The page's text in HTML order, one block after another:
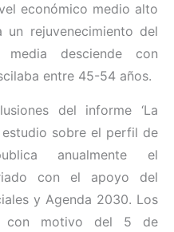
económico medio alto
un rejuvenecimiento del
media desciende con
entre 45-54 años.
del informe ‘La
estudio sobre el perfil de
anualmente el
con el apoyo del
y Agenda 2030. Los
con motivo del 5 de